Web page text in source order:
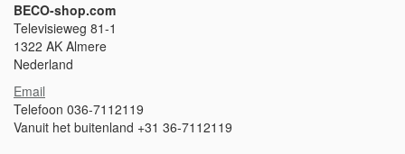
BECO-shop.com
Televisieweg 81-1
1322 AK Almere
Nederland
Email
Telefoon 036-7112119
Vanuit het buitenland +31 36-7112119